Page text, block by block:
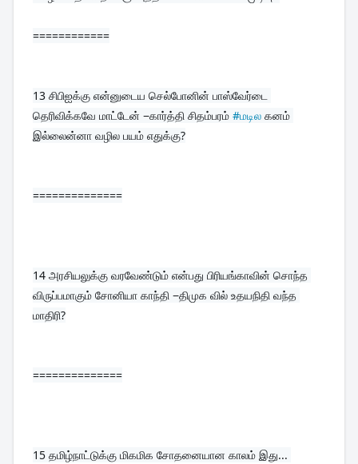
============
13 சிபிஐக்கு என்னுடைய செல்போனின் பாஸ்வேர்டை
தெரிவிக்கவே மாட்டேன் −கார்த்தி சிதம்பரம் #மடில கனம்
இல்லைன்னா வழில பயம் எதுக்கு?
==============
14 அரசியலுக்கு வரவேண்டும் என்பது பிரியங்காவின் சொந்த
விருப்பமாகும் சோனியா காந்தி −திமுக வில் உதயநிதி வந்த
மாதிரி?
==============
15 தமிழ்நாட்டுக்கு மிகமிக சோதனையான காலம் இது...